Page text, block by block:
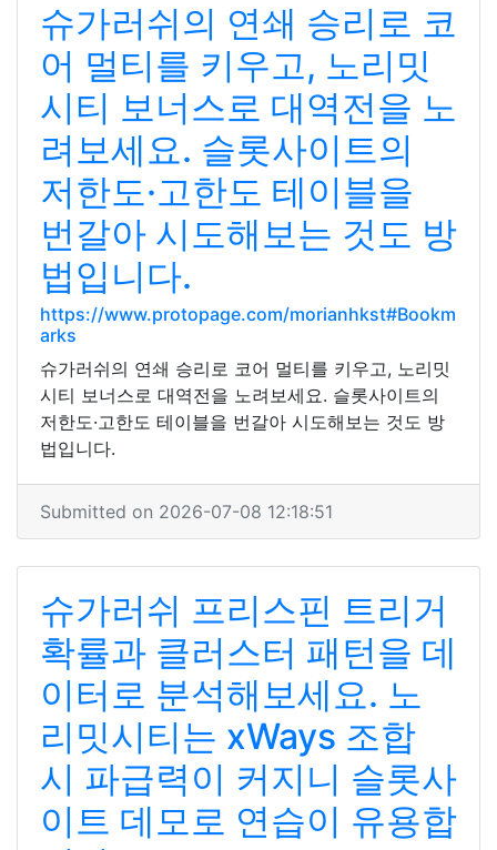
슈가러쉬의 연쇄 승리로 코
어 멀티를 키우고, 노리밋
시티 보너스로 대역전을 노
려보세요. 슬롯사이트의
저한도·고한도 테이블을
번갈아 시도해보는 것도 방
법입니다.
https://www.protopage.com/morianhkst#Bookm
arks
슈가러쉬의 연쇄 승리로 코어 멀티를 키우고, 노리밋
시티 보너스로 대역전을 노려보세요. 슬롯사이트의
저한도·고한도 테이블을 번갈아 시도해보는 것도 방
법입니다.
Submitted on 2026-07-08 12:18:51
슈가러쉬 프리스핀 트리거
확률과 클러스터 패턴을 데
이터로 분석해보세요. 노
리밋시티는 xWays 조합
시 파급력이 커지니 슬롯사
이트 데모로 연습이 유용합